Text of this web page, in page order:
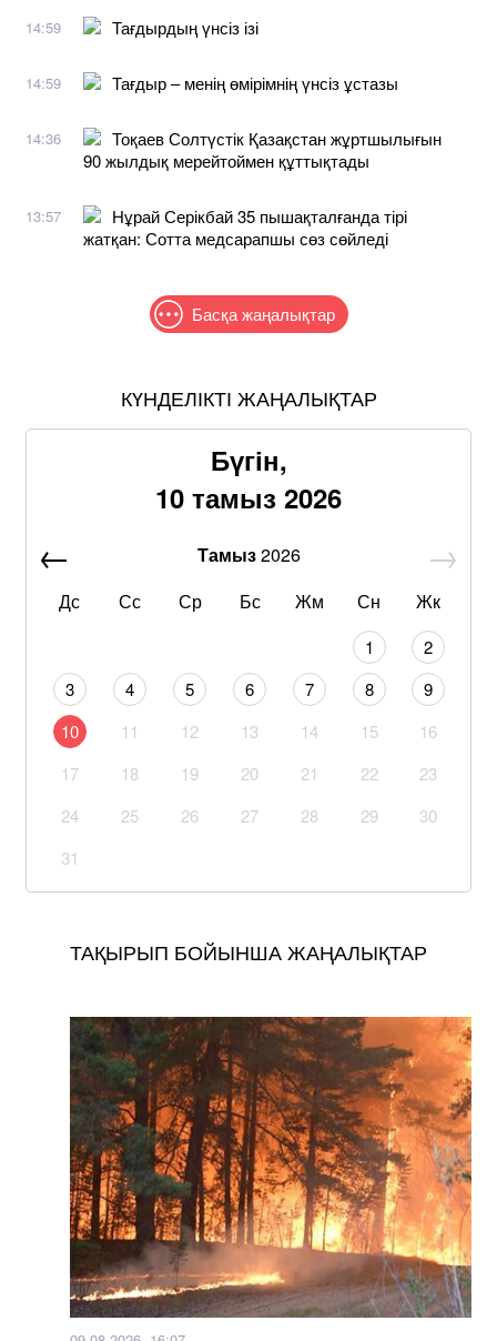
14:59 Тағдырдың үнсіз ізі
14:59 Тағдыр – менің өмірімнің үнсіз ұстазы
14:36
Тоқаев Солтүстік Қазақстан жұртшылығын
90 жылдық мерейтоймен құттықтады
13:57
Нұрай Серікбай 35 пышақталғанда тірі
жатқан: Сотта медсарапшы сөз сөйледі
Басқа жаңалықтар
КҮНДЕЛІКТІ ЖАҢАЛЫҚТАР
Бүгін,
10 тамыз 2026
Тамыз2026
Дс
Сс Ср Бс Жм Сн Жк
1
2
3
4 5 6 7 8
9
10
11 12 13 14 15
16
17
18 19 20 21 22
23
24
25 26 27 28 29
30
31
ТАҚЫРЫП БОЙЫНША ЖАҢАЛЫҚТАР